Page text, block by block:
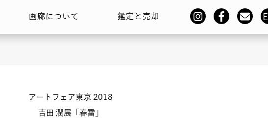
画廊について 鑑定と売却
アートフェア東京 2018
吉田 潤展「春雷」